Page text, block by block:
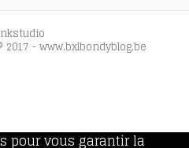
- www.bxlbondyblog.be
pour vous garantir la